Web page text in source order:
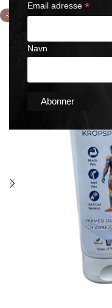
Email adresse *
Navn
-12%